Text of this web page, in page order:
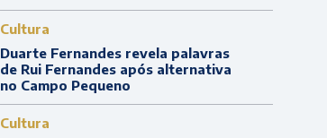
Cultura
Duarte Fernandes revela palavras
de Rui Fernandes após alternativa
no Campo Pequeno
Cultura